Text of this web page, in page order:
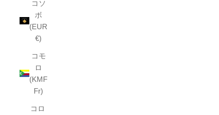
コソ
ボ
(EUR
€)
コモ
ロ
(KMF
Fr)
コロ